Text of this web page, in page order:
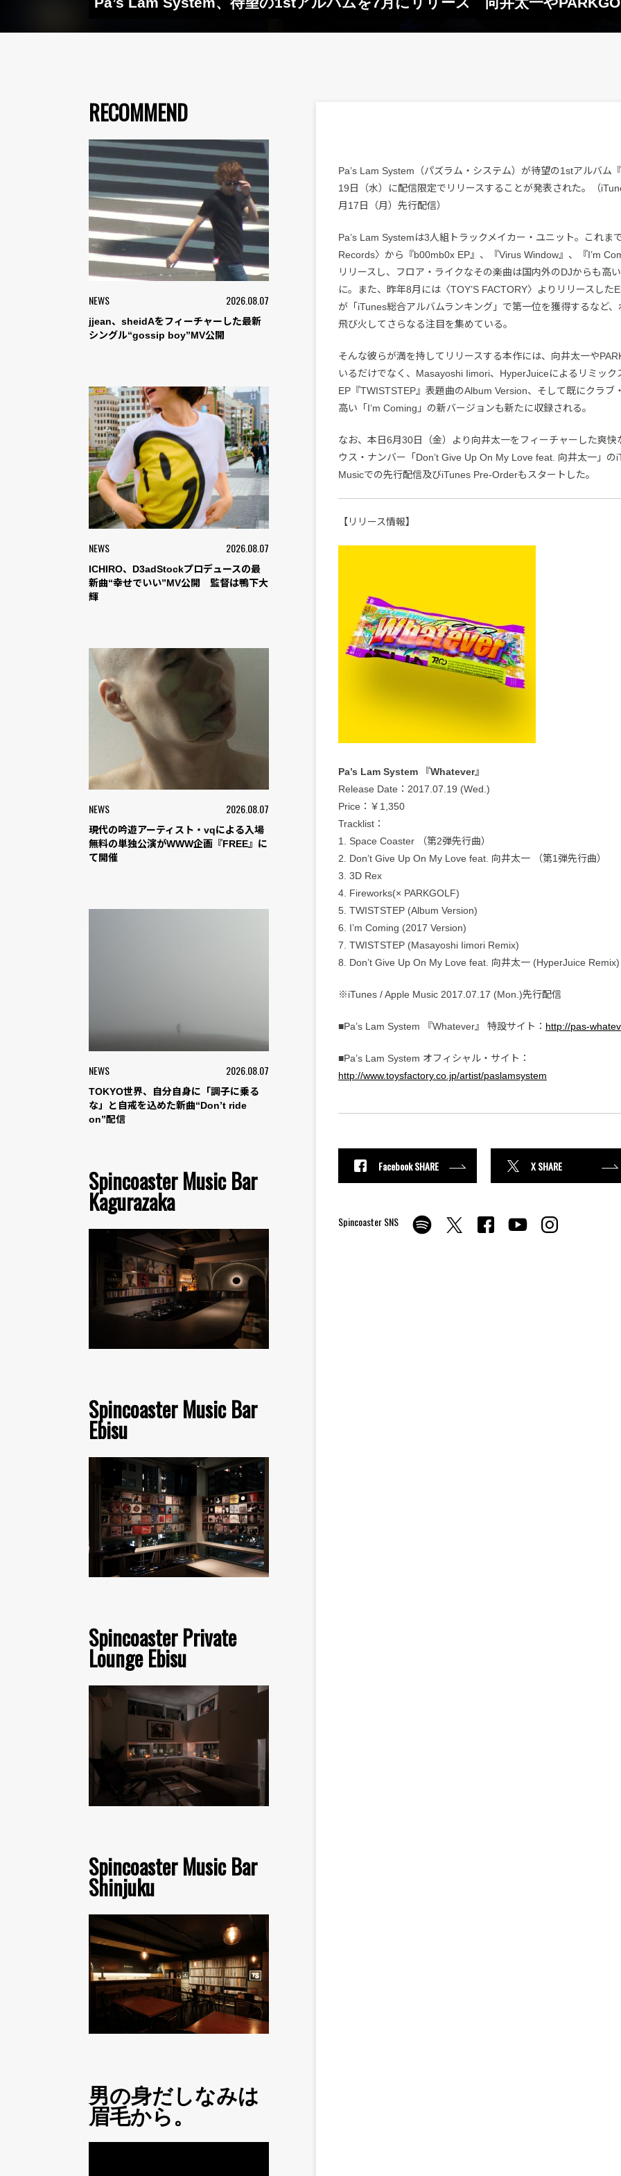
RECOMMEND
NEWS 2026.08.07
jjean、sheidAをフィーチャーした最新
シングル“gossip boy”MV公開
NEWS 2026.08.07
ICHIRO、D3adStockプロデュースの最
新曲“幸せでいい”MV公開 監督は鴨下大
輝
NEWS 2026.08.07
現代の吟遊アーティスト・vqによる入場
無料の単独公演がWWW企画『FREE』に
て開催
NEWS 2026.08.07
TOKYO世界、自分自身に「調子に乗る
な」と自戒を込めた新曲“Don’t ride
on”配信
Spincoaster Music Bar
Kagurazaka
Spincoaster Music Bar
Ebisu
Spincoaster Private
Lounge Ebisu
Spincoaster Music Bar
Shinjuku
男の身だしなみは
眉毛から。
Pa’s Lam System（パズラム・システム）が待望の1stアルバム
19日（水）に配信限定でリリースすることが発表された。（
月17日（月）先行配信）
Pa’s Lam Systemは3人組トラックメイカー・ユニット。これま
Records〉から『b00mb0x EP』、『Virus Window』、『I’m
リリースし、フロア・ライクなその楽曲は国内外のDJからも高
に。また、昨年8月には〈TOY’S FACTORY〉よりリリースした
が「iTunes総合アルバムランキング」で第一位を獲得するなど、
飛び火してさらなる注目を集めている。
そんな彼らが満を持してリリースする本作には、向井太一や
いるだけでなく、Masayoshi Iimori、HyperJuiceによるリミック
EP『TWISTSTEP』表題曲のAlbum Version、そして既にクラブ
高い「I’m Coming」の新バージョンも新たに収録される。
なお、本日6月30日（金）より向井太一をフィーチャーした爽快
ウス・ナンバー「Don’t Give Up On My Love feat. 向井太一」の
Musicでの先行配信及びiTunes Pre-Orderもスタートした。
【リリース情報】
Pa’s Lam System 『Whatever』
Release Date：2017.07.19 (Wed.)
Price：￥1,350
Tracklist：
1. Space Coaster （第2弾先行曲）
2. Don’t Give Up On My Love feat. 向井太一 （第1弾先行曲）
3. 3D Rex
4. Fireworks(× PARKGOLF)
5. TWISTSTEP (Album Version)
6. I’m Coming (2017 Version)
7. TWISTSTEP (Masayoshi Iimori Remix)
8. Don’t Give Up On My Love feat. 向井太一 (HyperJuice Remix)
※iTunes / Apple Music 2017.07.17 (Mon.)先行配信
■Pa’s Lam System 『Whatever』 特設サイト： http://pas-
■Pa’s Lam System オフィシャル・サイト：
http://www.toysfactory.co.jp/artist/paslamsystem
Facebook SHARE X SHARE
Spincoaster SNS